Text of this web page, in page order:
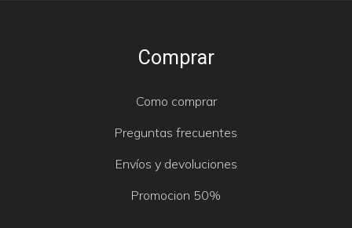
Comprar
Como comprar
Preguntas frecuentes
Envíos y devoluciones
Promocion 50%